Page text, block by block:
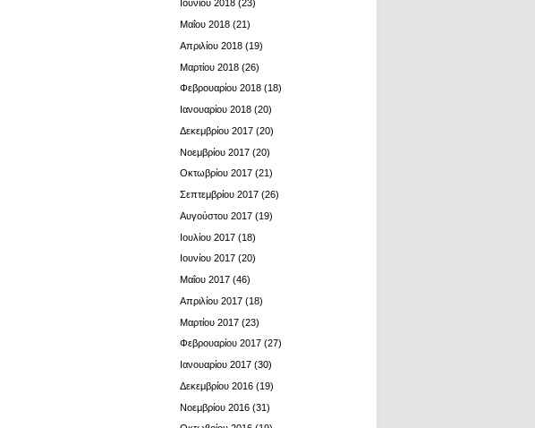
Ιουνίου 2018 (23)
Μαΐου 2018 (21)
Απριλίου 2018 (19)
Μαρτίου 2018 (26)
Φεβρουαρίου 2018 (18)
Ιανουαρίου 2018 (20)
Δεκεμβρίου 2017 (20)
Νοεμβρίου 2017 (20)
Οκτωβρίου 2017 (21)
Σεπτεμβρίου 2017 (26)
Αυγούστου 2017 (19)
Ιουλίου 2017 (18)
Ιουνίου 2017 (20)
Μαΐου 2017 (46)
Απριλίου 2017 (18)
Μαρτίου 2017 (23)
Φεβρουαρίου 2017 (27)
Ιανουαρίου 2017 (30)
Δεκεμβρίου 2016 (19)
Νοεμβρίου 2016 (31)